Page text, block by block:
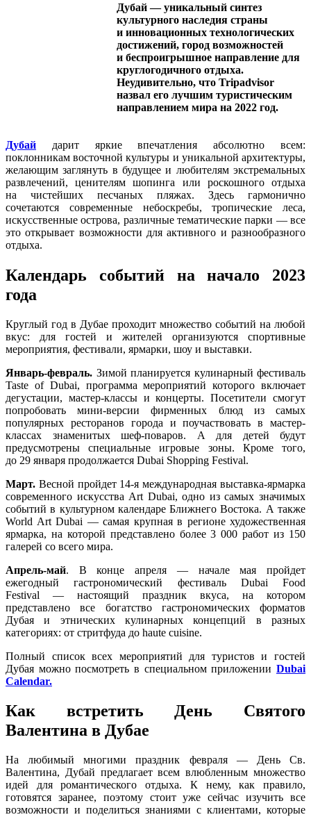
Дубай — уникальный синтез
культурного наследия страны
и инновационных технологических
достижений, город возможностей
и беспроигрышное направление для
круглогодичного отдыха.
Неудивительно, что Tripadvisor
назвал его лучшим туристическим
направлением мира на 2022 год.
Дубай дарит яркие впечатления абсолютно всем:
поклонникам восточной культуры и уникальной архитектуры,
желающим заглянуть в будущее и любителям экстремальных
развлечений, ценителям шопинга или роскошного отдыха
на чистейших песчаных пляжах. Здесь гармонично
сочетаются современные небоскребы, тропические леса,
искусственные острова, различные тематические парки — все
это открывает возможности для активного и разнообразного
отдыха.
Календарь событий на начало 2023
года
Круглый год в Дубае проходит множество событий на любой
вкус: для гостей и жителей организуются спортивные
мероприятия, фестивали, ярмарки, шоу и выставки.
Январь-февраль. Зимой планируется кулинарный фестиваль
Taste of Dubai, программа мероприятий которого включает
дегустации, мастер-классы и концерты. Посетители смогут
попробовать мини-версии фирменных блюд из самых
популярных ресторанов города и поучаствовать в мастер-
классах знаменитых шеф-поваров. А для детей будут
предусмотрены специальные игровые зоны. Кроме того,
до 29 января продолжается Dubai Shopping Festival.
Март. Весной пройдет 14-я международная выставка-ярмарка
современного искусства Art Dubai, одно из самых значимых
событий в культурном календаре Ближнего Востока. А также
World Art Dubai — самая крупная в регионе художественная
ярмарка, на которой представлено более 3 000 работ из 150
галерей со всего мира.
Апрель-май. В конце апреля — начале мая пройдет
ежегодный гастрономический фестиваль Dubai Food
Festival — настоящий праздник вкуса, на котором
представлено все богатство гастрономических форматов
Дубая и этнических кулинарных концепций в разных
категориях: от стритфуда до haute cuisine.
Полный список всех мероприятий для туристов и гостей
Дубая можно посмотреть в специальном приложении Dubai
Calendar.
Как встретить День Святого
Валентина в Дубае
На любимый многими праздник февраля — День Св.
Валентина, Дубай предлагает всем влюбленным множество
идей для романтического отдыха. К нему, как правило,
готовятся заранее, поэтому стоит уже сейчас изучить все
возможности и поделиться знаниями с клиентами, которые